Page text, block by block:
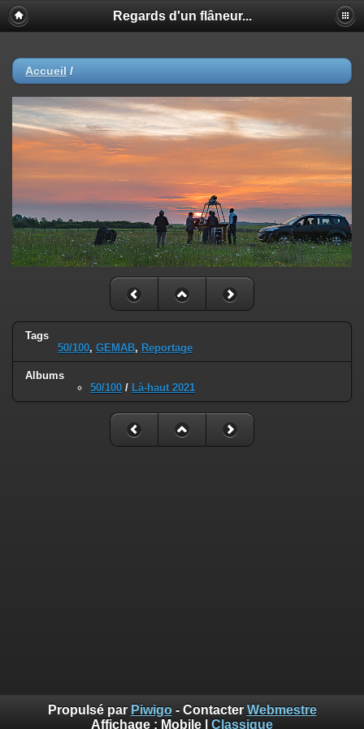
Regards d'un flâneur...
Accueil /
Tags
50/100, GEMAB, Reportage
Albums
50/100 / Là-haut 2021
Propulsé par Piwigo- Contacter Webmestre
Affichage : Mobile Classique